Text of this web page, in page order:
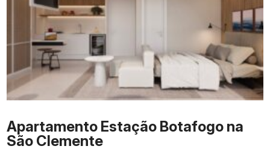
Apartamento Estação Botafogo na
São Clemente